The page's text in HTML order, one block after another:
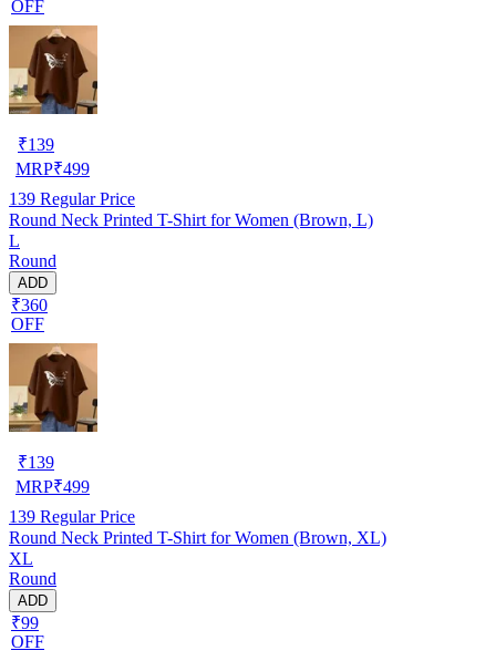
OFF
₹139
MRP₹499
139 Regular Price
Round Neck Printed T-Shirt for Women (Brown, L)
L
Round
ADD
₹360
OFF
₹139
MRP₹499
139 Regular Price
Round Neck Printed T-Shirt for Women (Brown, XL)
XL
Round
ADD
₹99
OFF